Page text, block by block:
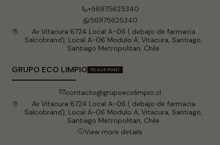
+56975625340
56975625340
Av Vitacura 6724 Local A-06 ( debajo de farmacia
Salcobrand), Local A-06 Modulo A, Vitacura, Santiago,
Santiago Metropolitan, Chile
GRUPO ECO LIMPIO PICKUP POINT
contacto@grupoecolimpio.cl
Av Vitacura 6724 Local A-06 ( debajo de farmacia
Salcobrand), Local A-06 Modulo A, Vitacura, Santiago,
Santiago Metropolitan, Chile
View more details